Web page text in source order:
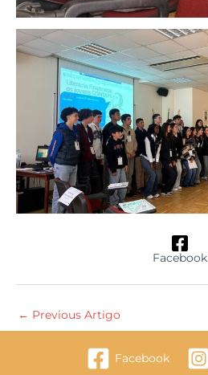
Facebook
← Previous Artigo
Facebook